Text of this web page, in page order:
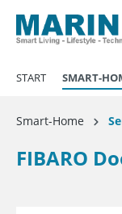
Zur
START SMART-
Smart-Home
FIBARO